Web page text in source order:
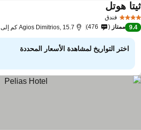
فندق
هوتلمشاهدة الأسعار
9.4 ممتاز 476 Agios Dimitrios, 15.7 كم إلى أفيتوس
اختر التواريخ لمشاهدة الأسعار المحددة